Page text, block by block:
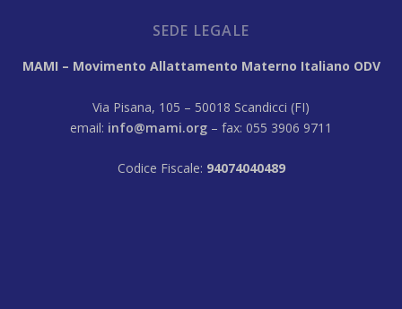
SEDE LEGALE
MAMI – Movimento Allattamento Materno Italiano ODV
Via Pisana, 105 – 50018 Scandicci (FI)
email: info@mami.org – fax: 055 3906 9711
Codice Fiscale: 94074040489